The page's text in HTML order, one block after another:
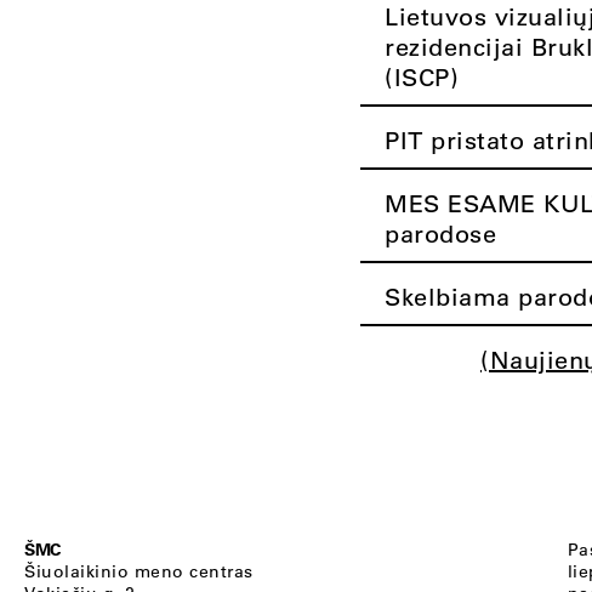
Lietuvos
rezidencijai
(ISCP)
PIT pristato
MES ESAME
parodose
Skelbiama
ŠMC
Šiuolaikinio meno centras